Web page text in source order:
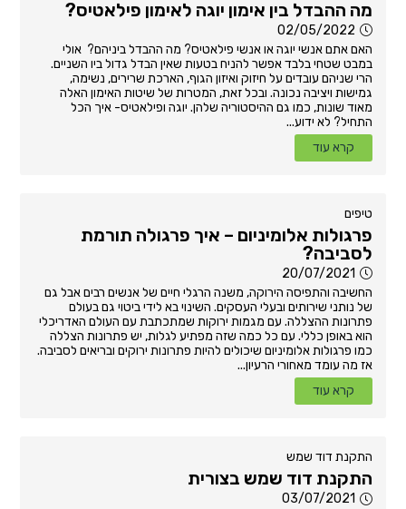
מה ההבדל בין אימון יוגה לאימון פילאטיס?
02/05/2022
האם אתם אנשי יוגה או אנשי פילאטיס? מה ההבדל ביניהם? אולי
במבט שטחי בלבד אפשר להניח בטעות שאין הבדל גדול ביו השניים.
הרי שניהם עובדים על חיזוק ואיזון הגוף, הארכת שרירים, נשימה,
גמישות ויציבה נכונה. ובכל זאת, המטרות של שיטות האימון האלה
מאוד שונות, כמו גם ההיסטוריה שלהן. יוגה ופילאטיס- איך הכל
התחיל? לא ידוע...
קרא עוד
טיפים
פרגולות אלומיניום – איך פרגולה תורמת
לסביבה?
20/07/2021
החשיבה והתפיסה הירוקה, משנה הרגלי חיים של אנשים רבים אבל גם
של נותני שירותים ובעלי העסקים. השינוי בא לידי ביטוי גם בעולם
פתרונות ההצללה. עם מגמות ירוקות שמתכתבת עם העולם האדריכלי
הוא באופן כללי. עם כל כמה שזה מפתיע לגלות, יש פתרונות הצללה
כמו פרגולות אלומיניום שיכולים להיות פתרונות ירוקים ובריאים לסביבה.
אז מה עומד מאחורי הרעיון...
קרא עוד
התקנת דוד שמש
התקנת דוד שמש בצורית
03/07/2021